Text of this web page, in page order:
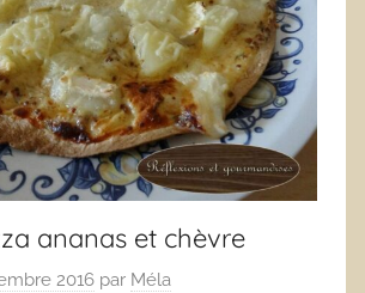
ananas et chèvre
2016 par Méla